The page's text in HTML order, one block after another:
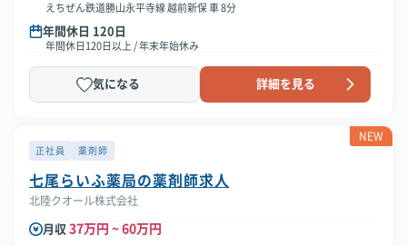
えちぜん鉄道勝山永平寺線 越前新保 車 8分
年間休日 120日
年間休日120日以上 / 年末年始休み
気になる 詳細を見る
NEW
正社員 薬剤師
七尾らいふ薬局の薬剤師求人
北陸クオール株式会社
月収 37万円 ~ 60万円